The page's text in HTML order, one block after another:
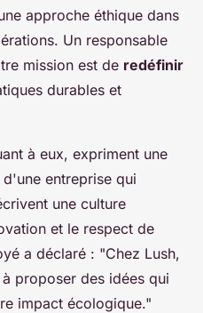
approche éthique dans
Un responsable
mission est de redéfinir
durables et
à eux, expriment une
entreprise qui
une culture
et le respect de
a déclaré : "Chez Lush,
proposer des idées qui
impact écologique."